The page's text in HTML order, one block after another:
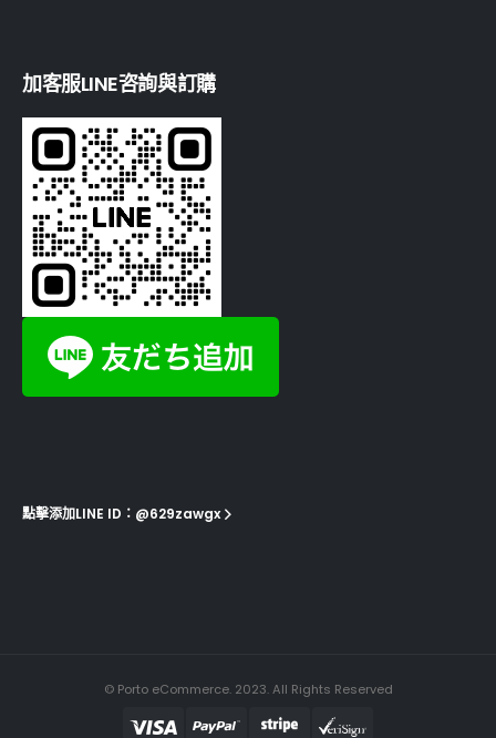
加客服LINE咨詢與訂購
點擊添加LINE ID：@629zawgx
© Porto eCommerce. 2023. All Rights Reserved